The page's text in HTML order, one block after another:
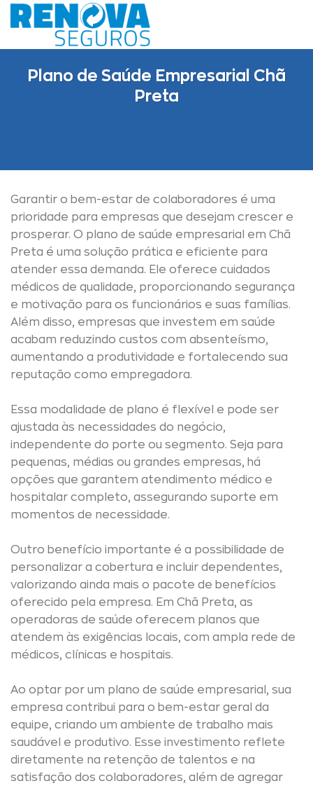
Skip
to
Plano de Saúde Empresarial Chã
Preta
Garantir o bem-estar de colaboradores é uma
prioridade para empresas que desejam crescer e
prosperar. O plano de saúde empresarial em Chã
Preta é uma solução prática e eficiente para
atender essa demanda. Ele oferece cuidados
médicos de qualidade, proporcionando segurança
e motivação para os funcionários e suas famílias.
Além disso, empresas que investem em saúde
acabam reduzindo custos com absenteísmo,
aumentando a produtividade e fortalecendo sua
reputação como empregadora.
Essa modalidade de plano é flexível e pode ser
ajustada às necessidades do negócio,
independente do porte ou segmento. Seja para
pequenas, médias ou grandes empresas, há
opções que garantem atendimento médico e
hospitalar completo, assegurando suporte em
momentos de necessidade.
Outro benefício importante é a possibilidade de
personalizar a cobertura e incluir dependentes,
valorizando ainda mais o pacote de benefícios
oferecido pela empresa. Em Chã Preta, as
operadoras de saúde oferecem planos que
atendem às exigências locais, com ampla rede de
médicos, clínicas e hospitais.
Ao optar por um plano de saúde empresarial, sua
empresa contribui para o bem-estar geral da
equipe, criando um ambiente de trabalho mais
saudável e produtivo. Esse investimento reflete
diretamente na retenção de talentos e na
satisfação dos colaboradores, além de agregar